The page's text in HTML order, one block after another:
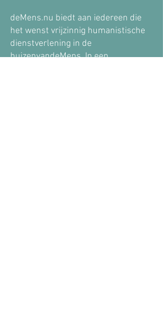
deMens.nu biedt aan iedereen die
het wenst vrijzinnig humanistische
dienstverlening in de
huizenvandeMens. In een